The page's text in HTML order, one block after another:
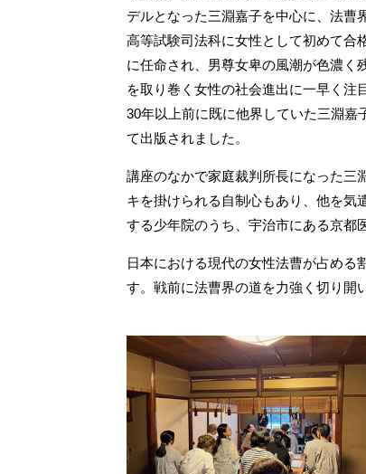
デルとなった三淵嘉子を中心に、法曹
高等試験司法科に女性として初めて合
に任命され、男尊女卑の風潮が色濃く
を取り巻く女性の社会進出に一早く注
30年以上前に既に他界していた三淵嘉
て出版されました。
講座のなかで家庭裁判所長になった三
キを掛けられる自制心もあり、他を気
する少年院のうち、宇治市にある京都
日本における現代の女性法曹が占める
す。戦前に法曹界の道を力強く切り開